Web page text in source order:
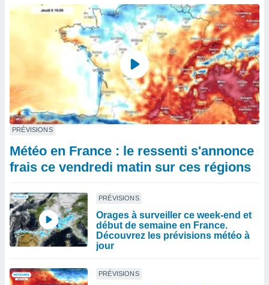
PRÉVISIONS
Météo en France : le ressenti s'annonce
frais ce vendredi matin sur ces régions
PRÉVISIONS
Orages à surveiller ce week-end et
début de semaine en France.
Découvrez les prévisions météo à
jour
PRÉVISIONS